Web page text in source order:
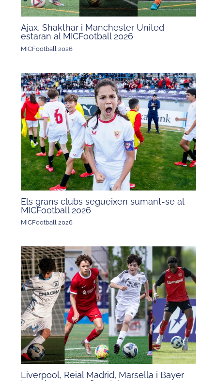
Ajax, Shakthar i Manchester United
estaran al MICFootball 2026
MICFootball 2026
Els grans clubs segueixen sumant-se al
MICFootball 2026
MICFootball 2026
Liverpool, Reial Madrid, Marsella i Bayer